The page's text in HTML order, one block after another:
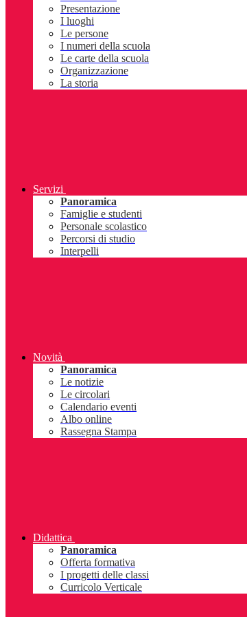
Presentazione
I luoghi
Le persone
I numeri della scuola
Le carte della scuola
Organizzazione
La storia
Servizi
Panoramica
Famiglie e studenti
Personale scolastico
Percorsi di studio
Interpelli
Novità
Panoramica
Le notizie
Le circolari
Calendario eventi
Albo online
Rassegna Stampa
Didattica
Panoramica
Offerta formativa
I progetti delle classi
Curricolo Verticale